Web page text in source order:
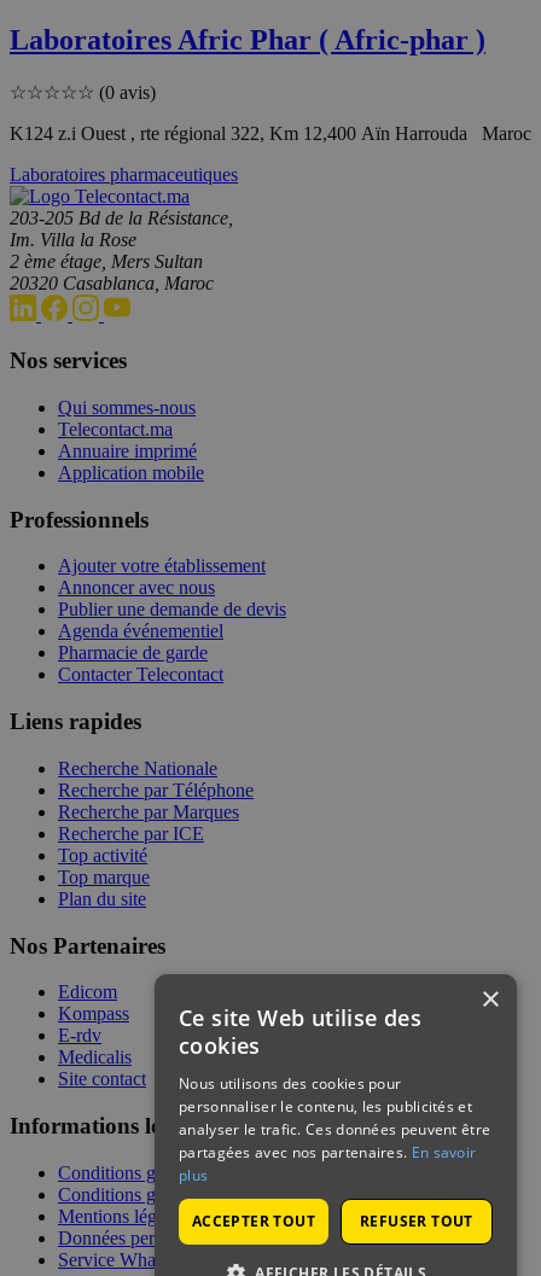
Laboratoires Afric Phar ( Afric-phar )
☆☆☆☆☆ (0 avis)
K124 z.i Ouest , rte régional 322, Km 12,400 Aïn Harrouda Maroc
Laboratoires pharmaceutiques
203-205 Bd de la Résistance,
Im. Villa la Rose
2 ème étage, Mers Sultan
20320 Casablanca, Maroc
Nos services
Qui sommes-nous
Telecontact.ma
Annuaire imprimé
Application mobile
Professionnels
Ajouter votre établissement
Annoncer avec nous
Publier une demande de devis
Agenda événementiel
Pharmacie de garde
Contacter Telecontact
Liens rapides
Recherche Nationale
Recherche par Téléphone
Recherche par Marques
Recherche par ICE
Top activité
Top marque
Plan du site
Nos Partenaires
Edicom
Kompass
E-rdv
Medicalis
Site contact
Informations légales
Conditions générales de services
Conditions générales de vente
Mentions légales
Données personnelles
Service WhatsApp
×
Ce site Web utilise des
cookies
Nous utilisons des cookies pour
personnaliser le contenu, les publicités et
analyser le trafic. Ces données peuvent être
partagées avec nos partenaires. En savoir
plus
ACCEPTER TOUT REFUSER TOUT